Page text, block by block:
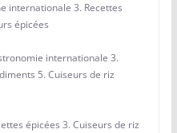
internationale 3. Recettes
épicées
internationale 3.
5. Cuiseurs de riz
épicées 3. Cuiseurs de riz